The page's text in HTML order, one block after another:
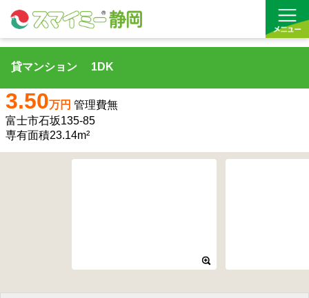
買う
貸マンション 1DK
3.50万円 管理費無
富士市石坂135-85
専有面積23.14m²